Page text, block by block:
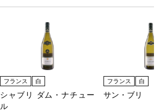
フランス 白
シャブリ ダム・ナチュー
ル
フランス 白
サン・ブリ